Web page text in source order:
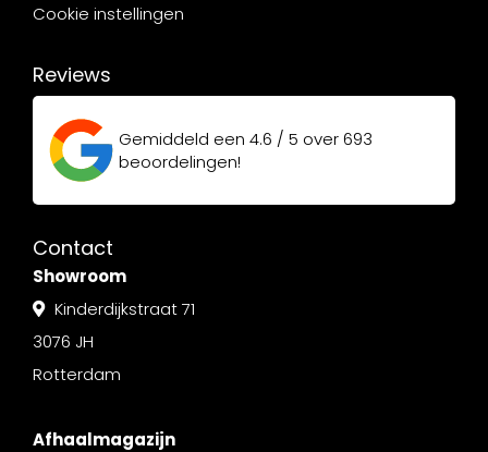
Cookie instellingen
Reviews
Gemiddeld een 4.6 / 5 over693
beoordelingen!
Contact
Showroom
Kinderdijkstraat 71
3076 JH
Rotterdam
Afhaalmagazijn